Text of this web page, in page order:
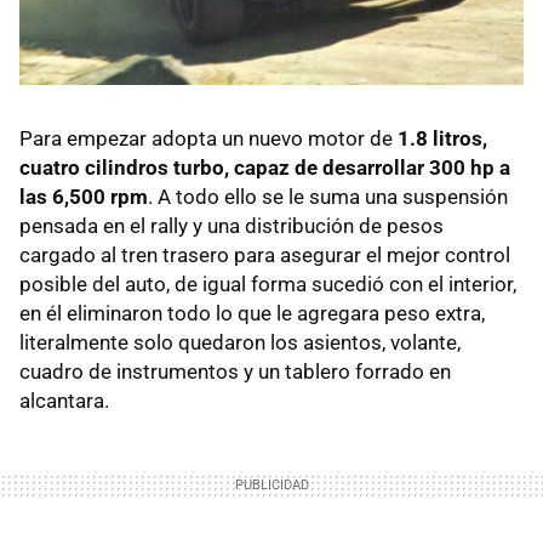
Para empezar adopta un nuevo motor de 1.8 litros,
cuatro cilindros turbo, capaz de desarrollar 300 hp a
las 6,500 rpm. A todo ello se le suma una suspensión
pensada en el rally y una distribución de pesos
cargado al tren trasero para asegurar el mejor control
posible del auto, de igual forma sucedió con el interior,
en él eliminaron todo lo que le agregara peso extra,
literalmente solo quedaron los asientos, volante,
cuadro de instrumentos y un tablero forrado en
alcantara.